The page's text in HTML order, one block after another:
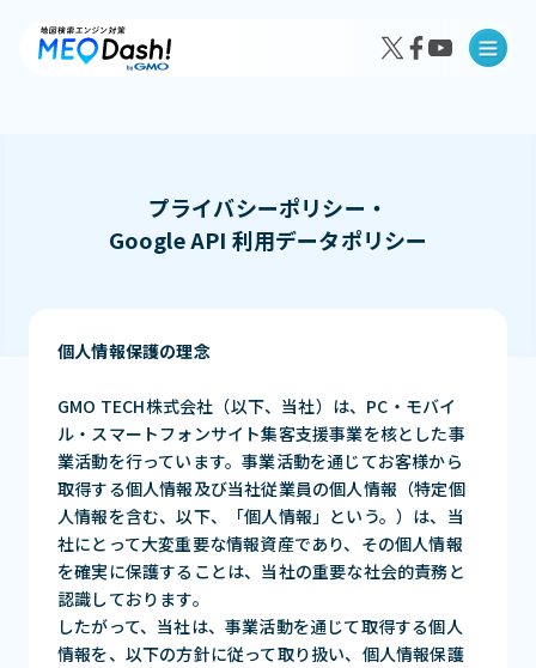
MEO Dash!の特徴
導入事例インタビュー
成果事例
プライバシーポリシー・
Google API 利用データポリシー
個人情報保護の理念
GMO TECH株式会社（以下、当社）は、PC・モバイ
ル・スマートフォンサイト集客支援事業を核とした事
業活動を行っています。事業活動を通じてお客様から
取得する個人情報及び当社従業員の個人情報（特定個
人情報を含む、以下、「個人情報」という。）は、当
社にとって大変重要な情報資産であり、その個人情報
を確実に保護することは、当社の重要な社会的責務と
認識しております。
したがって、当社は、事業活動を通じて取得する個人
情報を、以下の方針に従って取り扱い、個人情報保護